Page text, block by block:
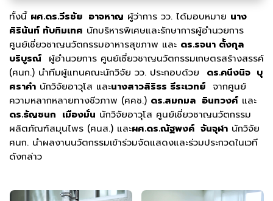
ทั้งนี้ ผศ.ดร.วีรชัย อาจหาญ ผู้ว่าการ วว. ได้มอบหมาย นาง
ศิรินันท์ ทับทิมเทศ นักบริหารพิเศษและรักษาการผู้อำนวยการ
ศูนย์เชี่ยวชาญนวัตกรรมอาหารสุขภาพ และ ดร.รจนา ตั้งกุล
บริบูรณ์ ผู้อำนวยการ ศูนย์เชี่ยวชาญนวัตกรรมเกษตรสร้างสรรค์
(ศนก.) นำทีมผู้แทนคณะนักวิจัย วว. ประกอบด้วย ดร.คนึงนิจ บุ
ศราคำ นักวิจัยอาวุโส และนางสาวสิริธร ธีระเวทย์ จากศูนย์
ความหลากหลายทางชีวภาพ (ศคช.) ดร.สมกมล อินทวงศ์ และ
ดร.ธัญชนก เมืองมั่น นักวิจัยอาวุโส ศูนย์เชี่ยวชาญนวัตกรรม
ผลิตภัณฑ์สมุนไพร (ศนส.) และผศ.ดร.ณัฐพงค์ จันจุฬา นักวิจัย
ศนก. นำผลงานนวัตกรรมเข้าร่วมจัดแสดงและร่วมประกวดในเวที
ดังกล่าว